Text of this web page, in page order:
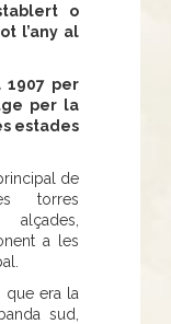
o
l’any al
1907 per
per la
estades
de
torres
a les
que era la
sud,